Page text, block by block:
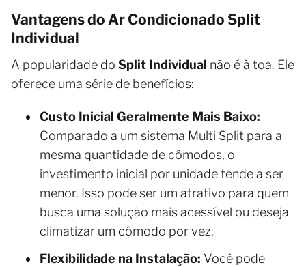
Vantagens do Ar Condicionado Split
Individual
A popularidade do Split Individual não é à toa. Ele
oferece uma série de benefícios:
Custo Inicial Geralmente Mais Baixo:
Comparado a um sistema Multi Split para a
mesma quantidade de cômodos, o
investimento inicial por unidade tende a ser
menor. Isso pode ser um atrativo para quem
busca uma solução mais acessível ou deseja
climatizar um cômodo por vez.
Flexibilidade na Instalação: Você pode